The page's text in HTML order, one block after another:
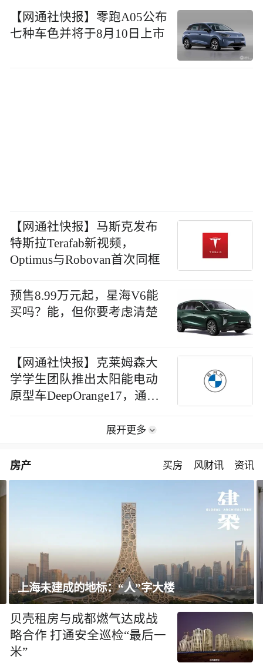
【网通社快报】零跑A05公布
七种车色并将于8月10日上市
【网通社快报】马斯克发布
特斯拉Terafab新视频，
Optimus与Robovan首次同框
预售8.99万元起，星海V6能
买吗？能，但你要考虑清楚
【网通社快报】克莱姆森大
学学生团队推出太阳能电动
原型车DeepOrange17，通勤
展开更多
房产 买房 风财讯 资讯
上海未建成的地标：“人”字大楼
贝壳租房与成都燃气达成战
略合作 打通安全巡检“最后一
米”